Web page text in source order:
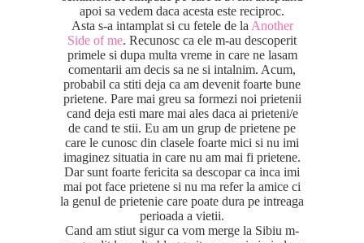
apoi sa vedem daca acesta este reciproc.
Asta s-a intamplat si cu fetele de la Another
Side of me. Recunosc ca ele m-au descoperit
primele si dupa multa vreme in care ne lasam
comentarii am decis sa ne si intalnim. Acum,
probabil ca stiti deja ca am devenit foarte bune
prietene. Pare mai greu sa formezi noi prietenii
cand deja esti mare mai ales daca ai prieteni/e
de cand te stii. Eu am un grup de prietene pe
care le cunosc din clasele foarte mici si nu imi
imaginez situatia in care nu am mai fi prietene.
Dar sunt foarte fericita sa descopar ca inca imi
mai pot face prietene si nu ma refer la amice ci
la genul de prietenie care poate dura pe intreaga
perioada a vietii.
Cand am stiut sigur ca vom merge la Sibiu m-